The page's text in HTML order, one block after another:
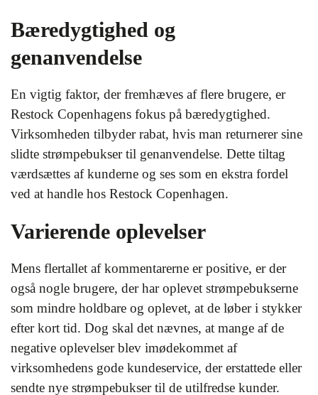
Bæredygtighed og
genanvendelse
En vigtig faktor, der fremhæves af flere brugere, er
Restock Copenhagens fokus på bæredygtighed.
Virksomheden tilbyder rabat, hvis man returnerer sine
slidte strømpebukser til genanvendelse. Dette tiltag
værdsættes af kunderne og ses som en ekstra fordel
ved at handle hos Restock Copenhagen.
Varierende oplevelser
Mens flertallet af kommentarerne er positive, er der
også nogle brugere, der har oplevet strømpebukserne
som mindre holdbare og oplevet, at de løber i stykker
efter kort tid. Dog skal det nævnes, at mange af de
negative oplevelser blev imødekommet af
virksomhedens gode kundeservice, der erstattede eller
sendte nye strømpebukser til de utilfredse kunder.